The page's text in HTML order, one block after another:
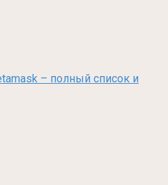
– полный список и